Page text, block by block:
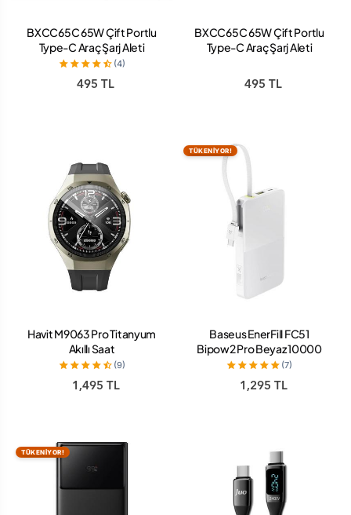
BXCC65C 65W Çift Portlu
Type-C Araç Şarj Aleti
iPhone & Android &
Notebook Mini Araç içi Şarj
Cihazı Siyah
(4)
495 TL
BXCC65C 65W Çift Portlu
Type-C Araç Şarj Aleti
Notebook Mini Araç içi Şarj
Cihazı Beyaz
495 TL
Havit M9063 Pro Titanyum
Akıllı Saat
(9)
1,495 TL
TÜKENİYOR!
Baseus EnerFill FC51
Bipow2 Pro Beyaz 10000
mAh Hızlı Şarj Powerbank
(7)
1,295 TL
TÜKENİYOR!